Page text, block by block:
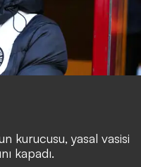
kurucusu, yasal vasisi
kapadı.